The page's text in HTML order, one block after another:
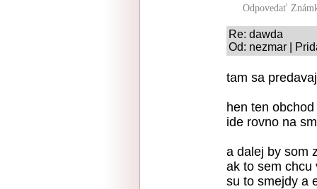
Odpovedať
Re: dawda
Od: nezmar |
tam sa
hen ten
ide rovno na
a dalej by som
ak to sem chcu
su to smejdy a